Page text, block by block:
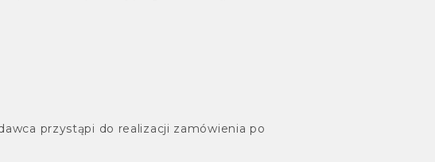
przystąpi do realizacji zamówienia po